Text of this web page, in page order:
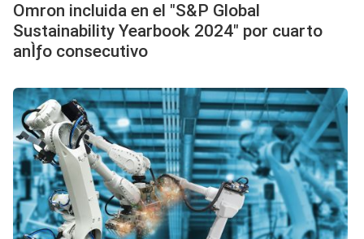
Omron incluida en el "S&P Global
Sustainability Yearbook 2024" por cuarto
anÌƒo consecutivo